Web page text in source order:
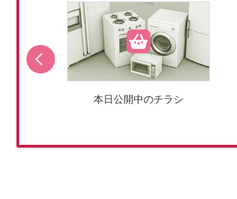
本日公開中のチラシ